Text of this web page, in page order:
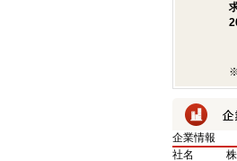
企業情報
社名